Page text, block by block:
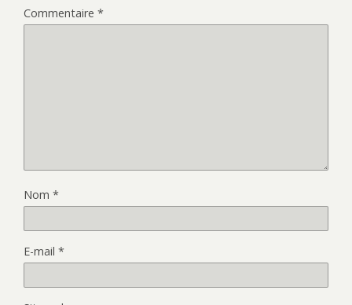
Commentaire *
Nom *
E-mail *